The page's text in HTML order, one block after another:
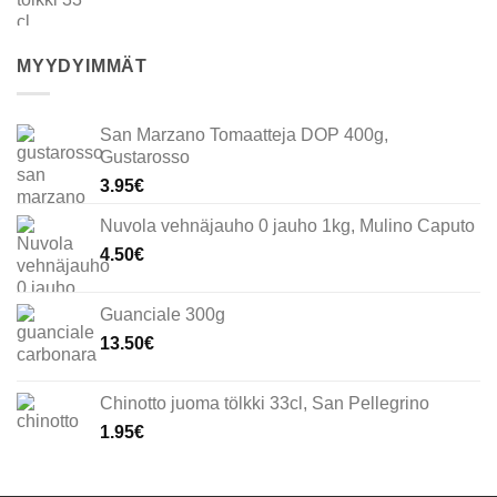
MYYDYIMMÄT
San Marzano Tomaatteja DOP 400g,
Gustarosso
3.95€
Nuvola vehnäjauho 0 jauho 1kg, Mulino Caputo
4.50€
Guanciale 300g
13.50€
Chinotto juoma tölkki 33cl, San Pellegrino
1.95€